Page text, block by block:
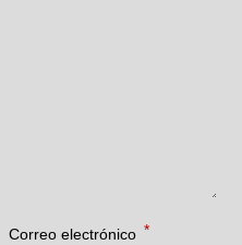
Correo electrónico *